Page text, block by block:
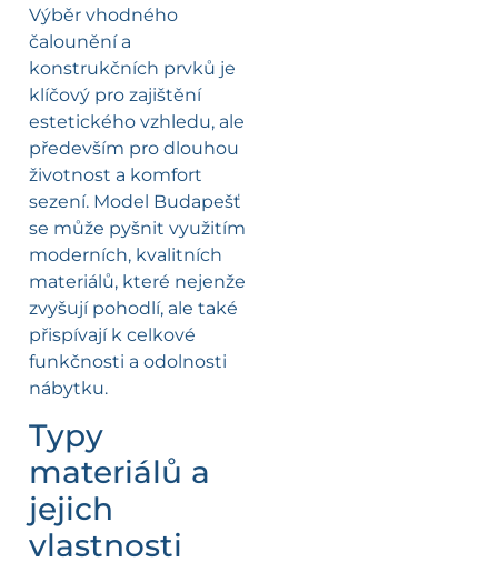
Výběr vhodného
čalounění a
konstrukčních prvků je
klíčový pro zajištění
estetického vzhledu, ale
především pro dlouhou
životnost a komfort
sezení. Model Budapešť
se může pyšnit využitím
moderních, kvalitních
materiálů, které nejenže
zvyšují pohodlí, ale také
přispívají k celkové
funkčnosti a odolnosti
nábytku.
Typy
materiálů a
jejich
vlastnosti